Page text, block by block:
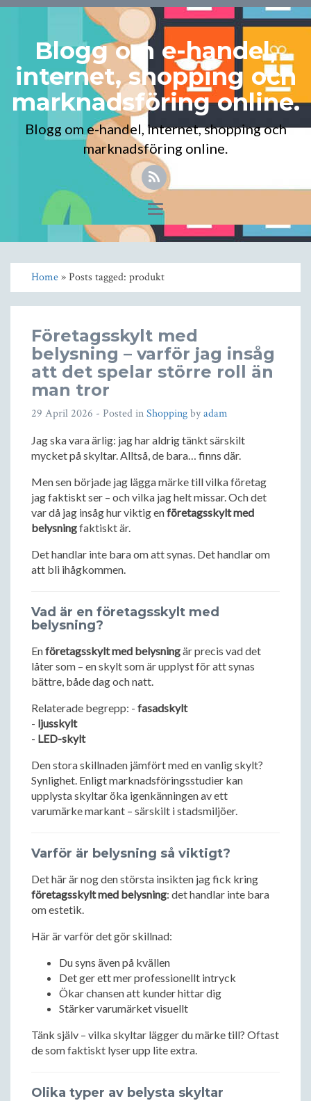
Blogg om e-handel,
internet, shopping och
marknadsföring online.
Blogg om e-handel, internet, shopping och
marknadsföring online.
Toggle
navigation
Home» Posts tagged: produkt
Företagsskylt med
belysning – varför jag insåg
att det spelar större roll än
man tror
29 April 2026 - Posted inShoppingbyadam
Jag ska vara ärlig: jag har aldrig tänkt särskilt
mycket på skyltar. Alltså, de bara… finns där.
Men sen började jag lägga märke till vilka företag
jag faktiskt ser – och vilka jag helt missar. Och det
var då jag insåg hur viktig enföretagsskylt med
belysningfaktiskt är.
Det handlar inte bara om att synas. Det handlar om
att bli ihågkommen.
Vad är en företagsskylt med
belysning?
Enföretagsskylt med belysningär precis vad det
låter som – en skylt som är upplyst för att synas
bättre, både dag och natt.
Relaterade begrepp: - fasadskylt
- ljusskylt
- LED-skylt
Den stora skillnaden jämfört med en vanlig skylt?
Synlighet. Enligt marknadsföringsstudier kan
upplysta skyltar öka igenkänningen av ett
varumärke markant – särskilt i stadsmiljöer.
Varför är belysning så viktigt?
Det här är nog den största insikten jag fick kring
företagsskylt med belysning: det handlar inte bara
om estetik.
Här är varför det gör skillnad:
Du syns även på kvällen
Det ger ett mer professionellt intryck
Ökar chansen att kunder hittar dig
Stärker varumärket visuellt
Tänk själv – vilka skyltar lägger du märke till? Oftast
de som faktiskt lyser upp lite extra.
Olika typer av belysta skyltar